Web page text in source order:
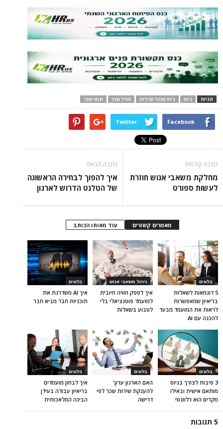
תגיות גיוס גיוס מנהל מכירות מודל שכר תנאי שכר
Facebook
Twitter
כתבה קודמת
מחלקת משאבי אנוש חוזרת
לעשות ספורט
כתבה הבאה
איך להפוך לבחירה הראשונה
של הטלנט הדרוש לארגון
מאמרים קשורים עוד מאותו הכותב
בלוגים
איך AI משדרגת את
תוכניות חבר מביא חבר
ניהול משאבי אנוש
איך לספק חוויה חיובית
למועמד פוטנציאלי בלי
לטבוע בשאלות
בלוגים
5 דוגמאות לשאלות
בריאיון שמאפשרות
לראות את המועמד מבעד
להכנה עם AI
בלוגים
איך לבחון מועמדים
בריאיון עבודה בעידן
הבינה המלאכותית
בלוגים
האם הארגון ערוך
להענקת שירות שכר לפי
דרישה
בלוגים
3 סיבות לצורך בגיוס
מותאם אישית ובאילו
מקרים הוא רלוונטי
5 תגובות